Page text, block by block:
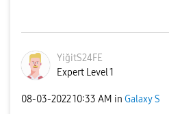
YiğitS24FE
Expert Level 1
‎08-03-202210:33 AM in Galaxy S